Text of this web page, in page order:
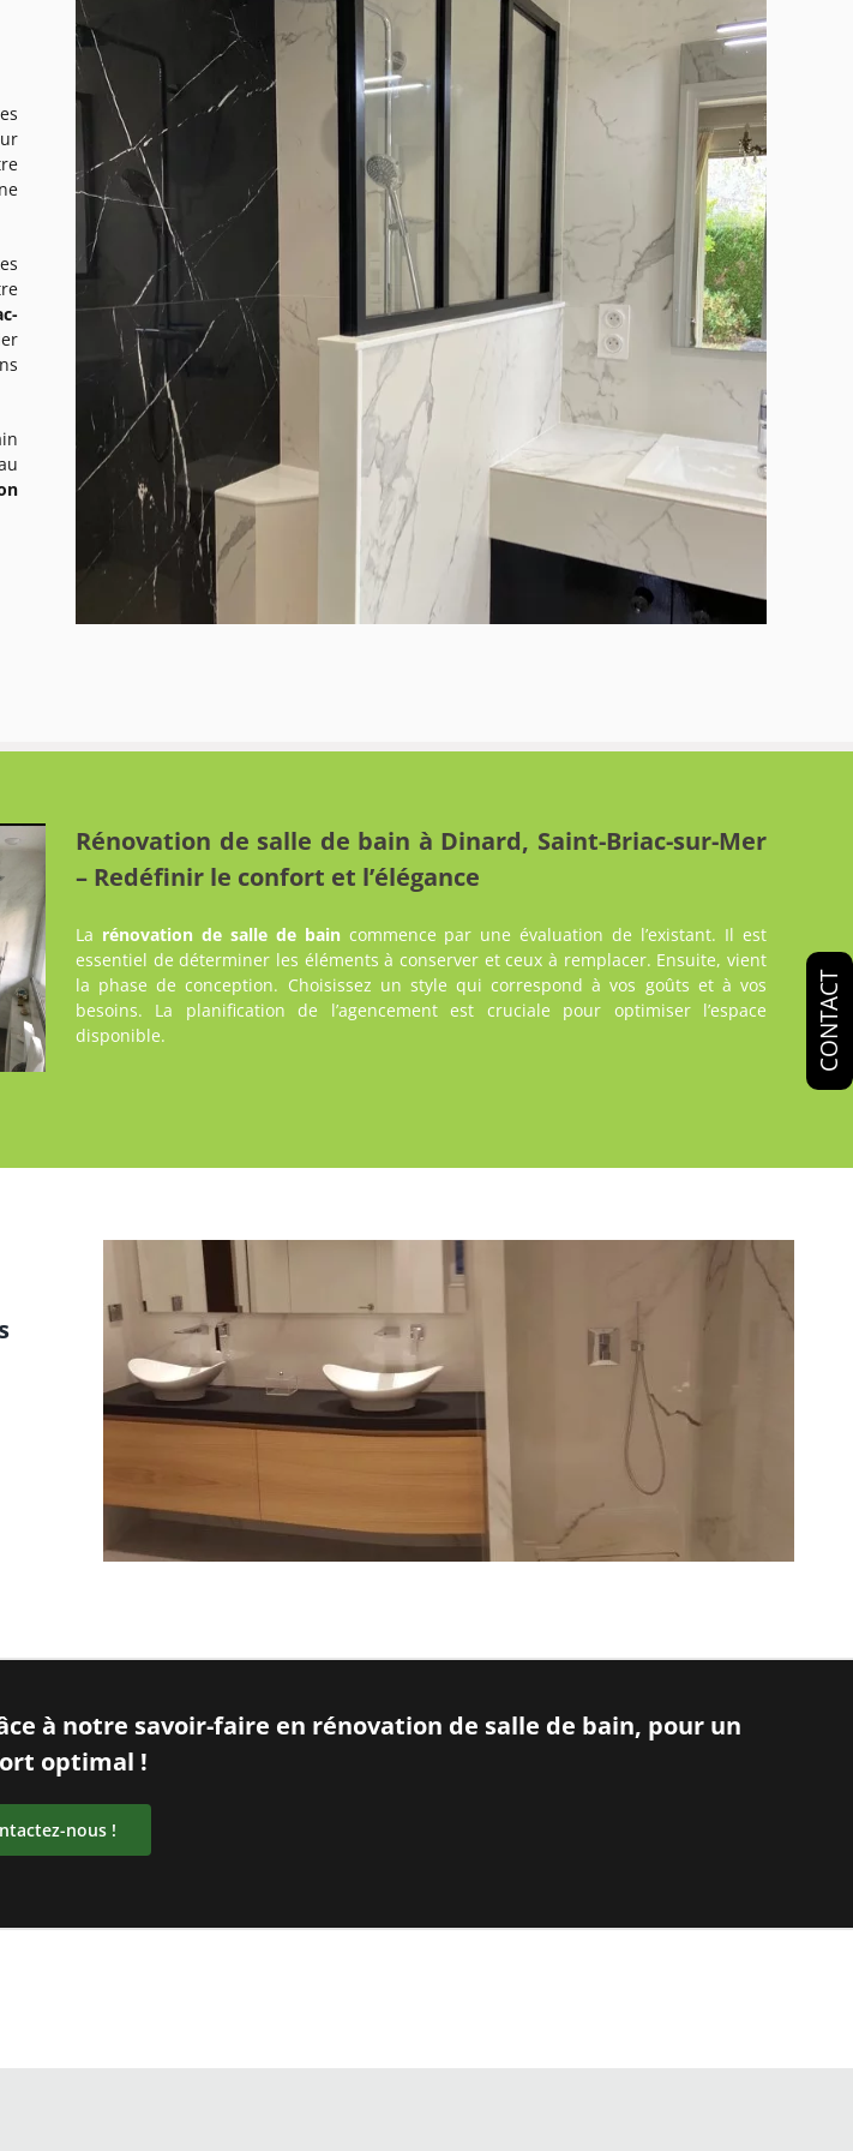
Rénovation de salle de bain à Dinard, Saint-Briac-sur-Mer
– Redéfinir le confort et l’élégance
La rénovation de salle de baincommence par une évaluation de l’existant. Il est
essentiel de déterminer les éléments à conserver et ceux à remplacer. Ensuite, vient
la phase de conception. Choisissez un style qui correspond à vos goûts et à vos
besoins. La planification de l’agencement est cruciale pour optimiser l’espace
disponible.
à notre savoir-faire en rénovation de salle de bain, pour un
optimal !
nous !
CONTACT